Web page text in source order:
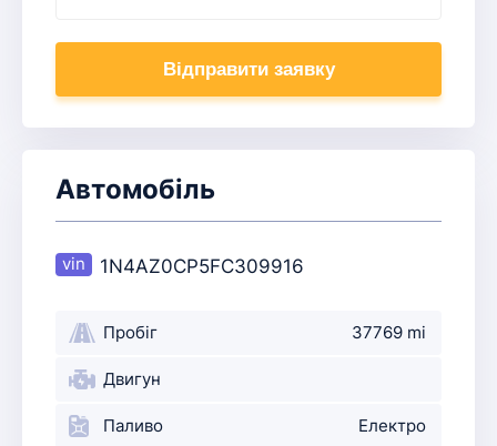
Відправити заявку
Автомобіль
1N4AZ0CP5FC309916
Пробіг 37769 mi
Двигун
Паливо Електро